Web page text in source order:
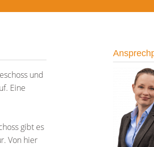
und
Eine
gibt es
Von hier